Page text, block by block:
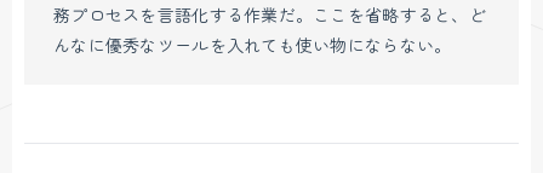
務プロセスを言語化する作業だ。ここを省略すると、ど
んなに優秀なツールを入れても使い物にならない。